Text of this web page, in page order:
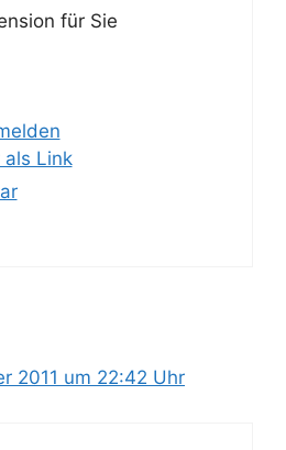
für Sie
als Link
2011 um 22:42 Uhr